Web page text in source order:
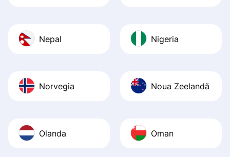
Nepal Nigeria
Norvegia Noua Zeelandă
Olanda Oman